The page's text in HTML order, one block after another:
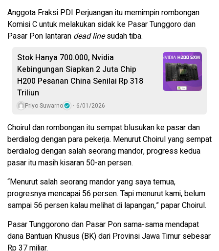
Anggota Fraksi PDI Perjuangan itu memimpin rombongan
Komisi C untuk melakukan sidak ke Pasar Tunggoro dan
Pasar Pon lantaran dead linesudah tiba.
Stok Hanya 700.000, Nvidia
Kebingungan Siapkan 2 Juta Chip
H200 Pesanan China Senilai Rp 318
Triliun
Priyo Suwarno 6/01/2026
Choirul dan rombongan itu sempat blusukan ke pasar dan
berdialog dengan para pekerja. Menurut Choirul yang sempat
berdialog dengan salah seorang mandor, progress kedua
pasar itu masih kisaran 50-an persen.
“Menurut salah seorang mandor yang saya temua,
progresnya mencapai 56 persen. Tapi menurut kami, belum
sampai 56 persen kalau melihat di lapangan,” papar Choirul.
Pasar Tunggorono dan Pasar Pon sama-sama mendapat
dana Bantuan Khusus (BK) dari Provinsi Jawa Timur sebesar
Rp 37 miliar.